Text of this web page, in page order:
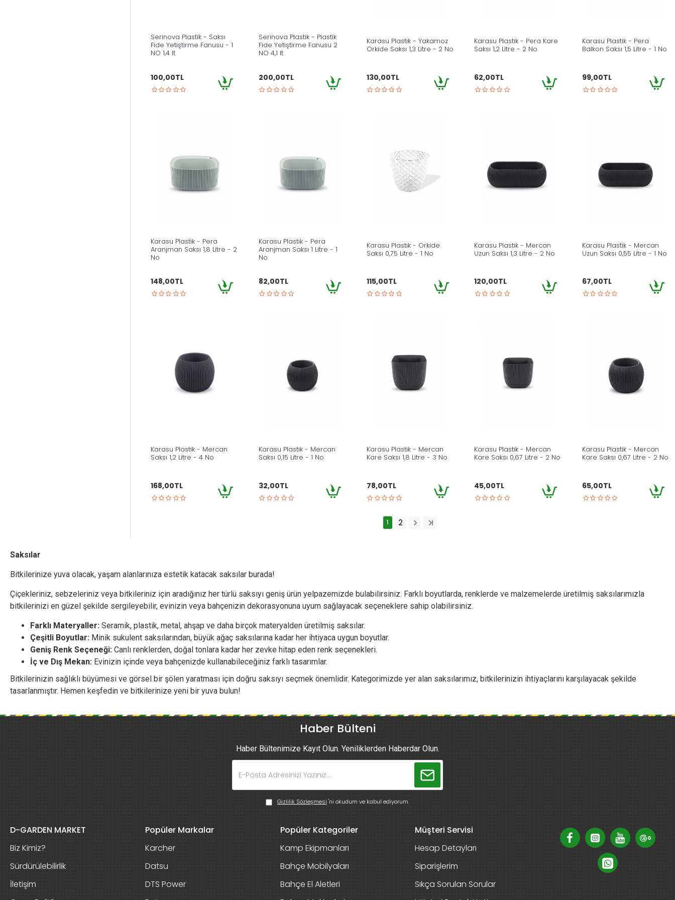
Serinova Plastik - Saksı
Fide Yetiştirme Fanusu - 1
NO 1,4 lt
100,00TL
Serinova Plastik - Plastik
Fide Yetiştirme Fanusu 2
NO 4,1 lt
200,00TL
Karasu Plastik - Yakamoz
Orkide Saksı 1,3 Litre - 2 No
130,00TL
Karasu Plastik - Pera Kare
Saksı 1,2 Litre - 2 No
62,00TL
Karasu Plastik - Pera
Balkon Saksı 1,5 Litre - 1 No
99,00TL
Karasu Plastik - Pera
Aranjman Saksı 1,8 Litre - 2
No
148,00TL
Karasu Plastik - Pera
Aranjman Saksı 1 Litre - 1
No
82,00TL
Karasu Plastik - Orkide
Saksı 0,75 Litre - 1 No
115,00TL
Karasu Plastik - Mercan
Uzun Saksı 1,3 Litre - 2 No
120,00TL
Karasu Plastik - Mercan
Uzun Saksı 0,55 Litre - 1 No
67,00TL
Karasu Plastik - Mercan
Saksı 1,2 Litre - 4 No
168,00TL
Karasu Plastik - Mercan
Saksı 0,15 Litre - 1 No
32,00TL
Karasu Plastik - Mercan
Kare Saksı 1,8 Litre - 3 No
78,00TL
Karasu Plastik - Mercan
Kare Saksı 0,67 Litre - 2 No
45,00TL
Karasu Plastik - Mercan
Kare Saksı 0,67 Litre - 2 No
65,00TL
1 2
Saksılar
Bitkilerinize yuva olacak, yaşam alanlarınıza estetik katacak saksılar burada!
Çiçekleriniz, sebzeleriniz veya bitkileriniz için aradığınız her türlü saksıyı geniş ürün yelpazemizde bulabilirsiniz. Farklı boyutlarda, renklerde ve malzemelerde üretilmiş saksılarımızla
bitkilerinizi en güzel şekilde sergileyebilir, evinizin veya bahçenizin dekorasyonuna uyum sağlayacak seçeneklere sahip olabilirsiniz.
Farklı Materyaller: Seramik, plastik, metal, ahşap ve daha birçok materyalden üretilmiş saksılar.
Çeşitli Boyutlar: Minik sukulent saksılarından, büyük ağaç saksılarına kadar her ihtiyaca uygun boyutlar.
Geniş Renk Seçeneği: Canlı renklerden, doğal tonlara kadar her zevke hitap eden renk seçenekleri.
İç ve Dış Mekan: Evinizin içinde veya bahçenizde kullanabileceğiniz farklı tasarımlar.
Bitkilerinizin sağlıklı büyümesi ve görsel bir şölen yaratması için doğru saksıyı seçmek önemlidir. Kategorimizde yer alan saksılarımız, bitkilerinizin ihtiyaçlarını karşılayacak şekilde
tasarlanmıştır. Hemen keşfedin ve bitkilerinize yeni bir yuva bulun!
Haber Bülteni
Haber Bültenimize Kayıt Olun. Yeniliklerden Haberdar Olun.
Gizlilik Sözleşmesi 'ni okudum ve kabul ediyorum.
D-GARDEN MARKET
Biz Kimiz?
Sürdürülebilirlik
İletişim
Popüler Markalar
Karcher
Datsu
DTS Power
Popüler Kategoriler
Kamp Ekipmanları
Bahçe Mobilyaları
Bahçe El Aletleri
Müşteri Servisi
Hesap Detayları
Siparişlerim
Sıkça Sorulan Sorular